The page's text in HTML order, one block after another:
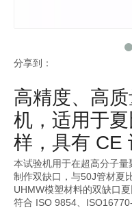
分享到：
高精度、高
机，适用于
样，具有 CE
本试验机用于在超高分子
制作双缺口，与50J管材夏
UHMW模塑材料的双缺口夏
符合 ISO 9854、